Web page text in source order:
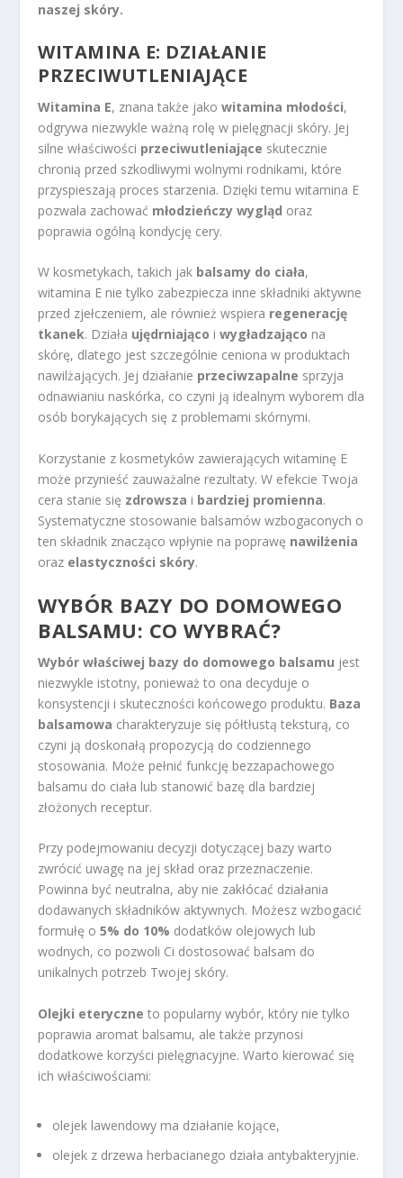
naszej skóry.
WITAMINA E: DZIAŁANIE
PRZECIWUTLENIAJĄCE
Witamina E, znana także jakowitamina młodości,
odgrywa niezwykle ważną rolę w pielęgnacji skóry. Jej
silne właściwości przeciwutleniające skutecznie
chronią przed szkodliwymi wolnymi rodnikami, które
przyspieszają proces starzenia. Dzięki temu witamina E
pozwala zachować młodzieńczy wygląd oraz
poprawia ogólną kondycję cery.
W kosmetykach, takich jak balsamy do ciała,
witamina E nie tylko zabezpiecza inne składniki aktywne
przed zjełczeniem, ale również wspiera regenerację
tkanek. Działa ujędrniająco iwygładzająco na
skórę, dlatego jest szczególnie ceniona w produktach
nawilżających. Jej działanie przeciwzapalne sprzyja
odnawianiu naskórka, co czyni ją idealnym wyborem dla
osób borykających się z problemami skórnymi.
Korzystanie z kosmetyków zawierających witaminę E
może przynieść zauważalne rezultaty. W efekcie Twoja
cera stanie się zdrowsza i bardziej promienna.
Systematyczne stosowanie balsamów wzbogaconych o
ten składnik znacząco wpłynie na poprawę nawilżenia
oraz elastyczności skóry.
WYBÓR BAZY DO DOMOWEGO
BALSAMU: CO WYBRAĆ?
Wybór właściwej bazy do domowego balsamu jest
niezwykle istotny, ponieważ to ona decyduje o
konsystencji i skuteczności końcowego produktu. Baza
balsamowa charakteryzuje się półtłustą teksturą, co
czyni ją doskonałą propozycją do codziennego
stosowania. Może pełnić funkcję bezzapachowego
balsamu do ciała lub stanowić bazę dla bardziej
złożonych receptur.
Przy podejmowaniu decyzji dotyczącej bazy warto
zwrócić uwagę na jej skład oraz przeznaczenie.
Powinna być neutralna, aby nie zakłócać działania
dodawanych składników aktywnych. Możesz wzbogacić
formułę o5% do 10% dodatków olejowych lub
wodnych, co pozwoli Ci dostosować balsam do
unikalnych potrzeb Twojej skóry.
Olejki eteryczne to popularny wybór, który nie tylko
poprawia aromat balsamu, ale także przynosi
dodatkowe korzyści pielęgnacyjne. Warto kierować się
ich właściwościami:
olejek lawendowy ma działanie kojące,
olejek z drzewa herbacianego działa antybakteryjnie.